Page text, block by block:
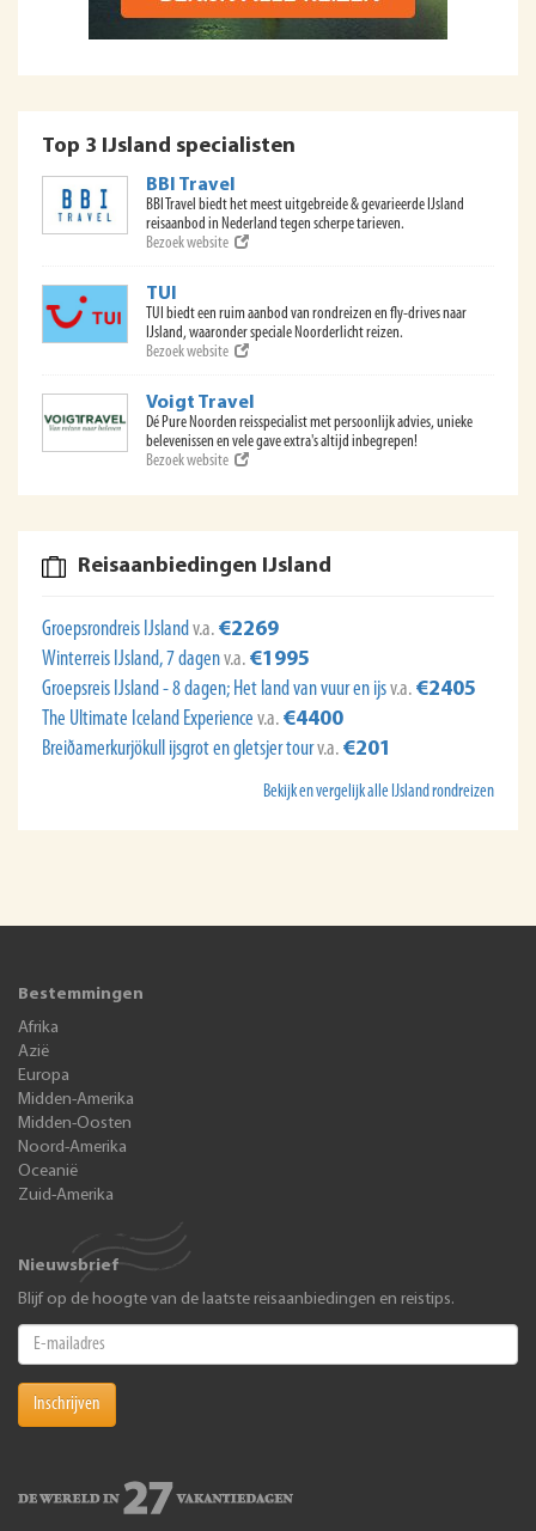
Top 3 IJsland specialisten
BBI Travel
BBI Travel biedt het meest uitgebreide & gevarieerde IJsland
reisaanbod in Nederland tegen scherpe tarieven.
Bezoek website
TUI
TUI biedt een ruim aanbod van rondreizen en fly-drives naar
IJsland, waaronder speciale Noorderlicht reizen.
Bezoek website
Voigt Travel
Dé Pure Noorden reisspecialist met persoonlijk advies, unieke
belevenissen en vele gave extra's altijd inbegrepen!
Bezoek website
Reisaanbiedingen IJsland
Groepsrondreis IJslandv.a. €2269
Winterreis IJsland, 7 dagenv.a. €1995
Groepsreis IJsland - 8 dagen; Het land van vuur en ijsv.a. €2405
The Ultimate Iceland Experience v.a. €4400
Breiðamerkurjökull ijsgrot en gletsjer tourv.a. €201
Bekijk en vergelijk alle IJsland rondreizen
Bestemmingen
Afrika
Azië
Europa
Midden-Amerika
Midden-Oosten
Noord-Amerika
Oceanië
Zuid-Amerika
Nieuwsbrief
Blijf op de hoogte van de laatste reisaanbiedingen en reistips.
Inschrijven